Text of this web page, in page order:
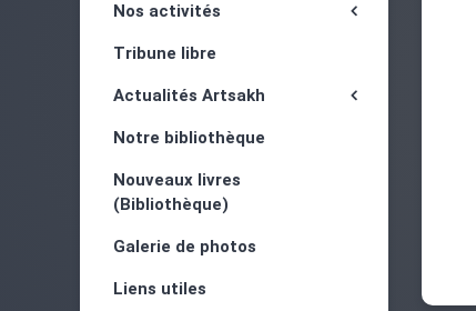
Nos activités
Tribune libre
Actualités Artsakh
Notre bibliothèque
Nouveaux livres
(Bibliothèque)
Galerie de photos
Liens utiles